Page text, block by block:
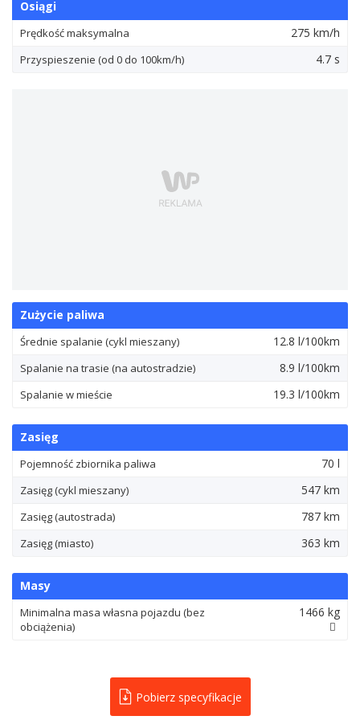
Osiągi
Prędkość maksymalna 275 km/h
Przyspieszenie (od 0 do 100km/h) 4.7 s
Zużycie paliwa
Średnie spalanie (cykl mieszany) 12.8 l/100km
Spalanie na trasie (na autostradzie) 8.9 l/100km
Spalanie w mieście 19.3 l/100km
Zasięg
Pojemność zbiornika paliwa 70 l
Zasięg (cykl mieszany) 547 km
Zasięg (autostrada) 787 km
Zasięg (miasto) 363 km
Masy
Minimalna masa własna pojazdu (bez
obciążenia)
1466 kg
Pobierz specyfikacje